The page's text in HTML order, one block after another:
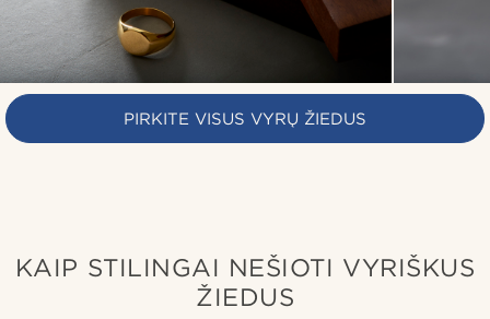
PIRKITE VISUS VYRŲ ŽIEDUS
KAIP STILINGAI NEŠIOTI VYRIŠKUS
ŽIEDUS